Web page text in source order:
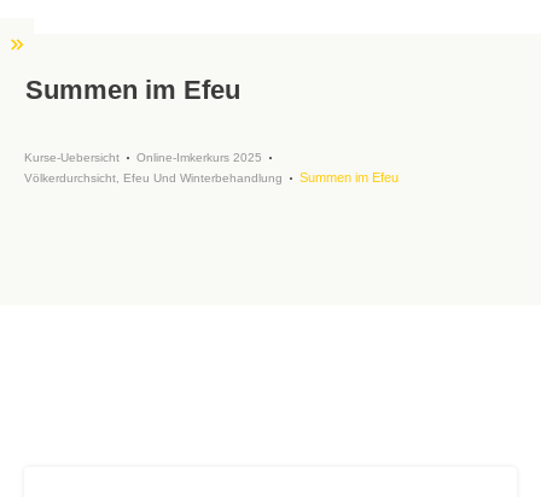
Summen im Efeu
Kurse-Uebersicht
Online-Imkerkurs 2025
Völkerdurchsicht, Efeu Und Winterbehandlung
Summen im Efeu